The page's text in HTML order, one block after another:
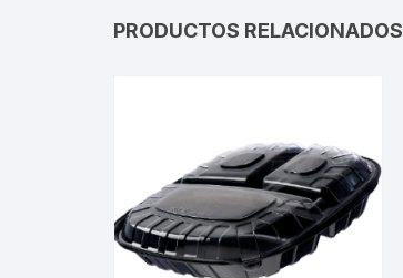
PRODUCTOS RELACIONADOS